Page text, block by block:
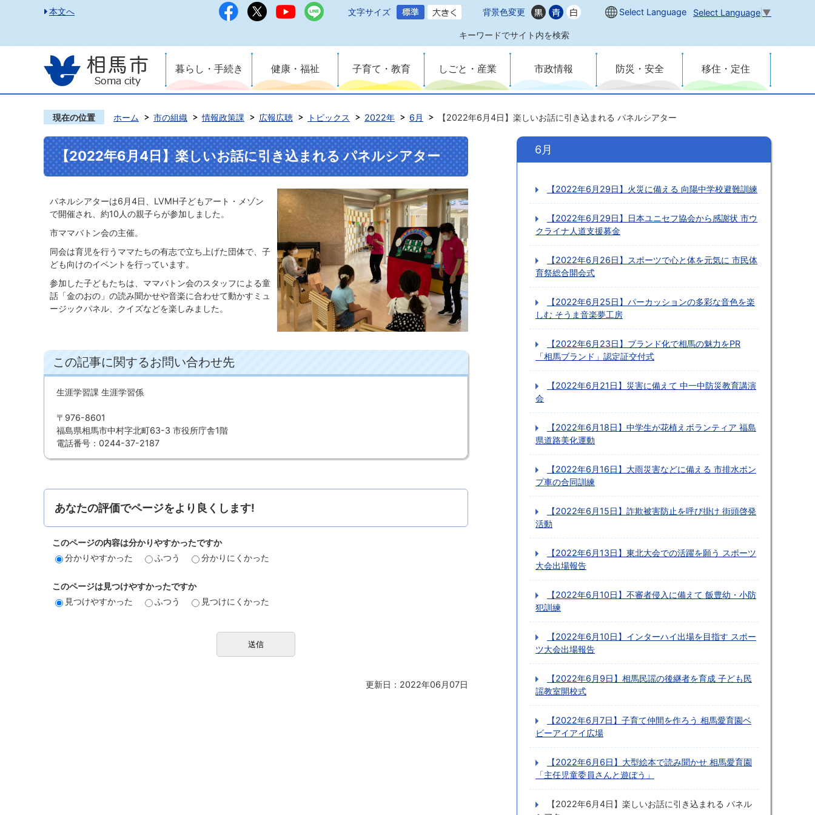
本文へ 文字サイズ 背景色変更 Select Language Select Language ▼
キーワードでサイト内を検索
暮らし・手続き 健康・福祉 子育て・教育 しごと・産業 市政情報 防災・安全 移住・定住
現在の位置 ホーム 市の組織 情報政策課 広報広聴 トピックス 2022年 6月 【2022年6月4日】楽しいお話に引き込まれる パネルシアター
【2022年6月4日】楽しいお話に引き込まれる パネルシアター
パネルシアターは6月4日、LVMH子どもアート・メゾン
で開催され、約10人の親子らが参加しました。
市ママバトン会の主催。
同会は育児を行うママたちの有志で立ち上げた団体で、子
ども向けのイベントを行っています。
参加した子どもたちは、ママバトン会のスタッフによる童
話「金のおの」の読み聞かせや音楽に合わせて動かすミュ
ージックパネル、クイズなどを楽しみました。
この記事に関するお問い合わせ先
生涯学習課 生涯学習係
〒976-8601
福島県相馬市中村字北町63-3 市役所庁舎1階
電話番号：0244-37-2187
あなたの評価でページをより良くします!
このページの内容は分かりやすかったですか
分かりやすかった
ふつう 分かりにくかった
このページは見つけやすかったですか
見つけやすかった
ふつう 見つけにくかった
更新日：2022年06月07日
6月
【2022年6月29日】火災に備える 向陽中学校避難訓練
【2022年6月29日】日本ユニセフ協会から感謝状 市ウ
クライナ人道支援募金
【2022年6月26日】スポーツで心と体を元気に 市民体
育祭総合開会式
【2022年6月25日】パーカッションの多彩な音色を楽
しむ そうま音楽夢工房
【2022年6月23日】ブランド化で相馬の魅力をPR
「相馬ブランド」認定証交付式
【2022年6月21日】災害に備えて 中一中防災教育講演
会
【2022年6月18日】中学生が花植えボランティア 福島
県道路美化運動
【2022年6月16日】大雨災害などに備える 市排水ポン
プ車の合同訓練
【2022年6月15日】詐欺被害防止を呼び掛け 街頭啓発
活動
【2022年6月13日】東北大会での活躍を願う スポーツ
大会出場報告
【2022年6月10日】不審者侵入に備えて 飯豊幼・小防
犯訓練
【2022年6月10日】インターハイ出場を目指す スポー
ツ大会出場報告
【2022年6月9日】相馬民謡の後継者を育成 子ども民
謡教室開校式
【2022年6月7日】子育て仲間を作ろう 相馬愛育園ベ
ビーアイアイ広場
【2022年6月6日】大型絵本で読み聞かせ 相馬愛育園
「主任児童委員さんと遊ぼう」
【2022年6月4日】楽しいお話に引き込まれる パネル